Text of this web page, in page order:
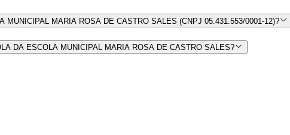
MARIA ROSA DE CASTRO SALES (CNPJ 05.431.553/0001-12)?
DA ESCOLA MUNICIPAL MARIA ROSA DE CASTRO SALES?